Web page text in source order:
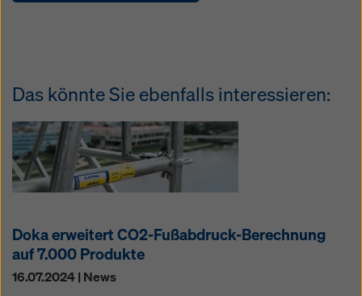
Das könnte Sie ebenfalls interessieren:
Doka erweitert CO2-Fußabdruck-Berechnung
auf 7.000 Produkte
16.07.2024 | News